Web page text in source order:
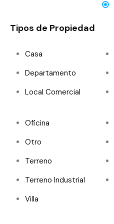
Tipos de Propiedad
Casa
Departamento
Local Comercial
Oficina
Otro
Terreno
Terreno Industrial
Villa